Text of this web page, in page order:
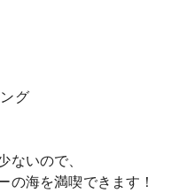
グ
いので、
の海を満喫できます！